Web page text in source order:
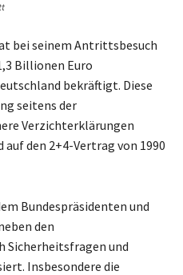
bei seinem Antrittsbesuch
Billionen Euro
bekräftigt. Diese
seitens der
Verzichterklärungen
auf den 2+4-Vertrag von 1990
Bundespräsidenten und
den
Sicherheitsfragen und
Insbesondere die